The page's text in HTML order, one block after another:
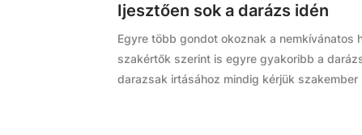
Ijesztően sok a darázs idén
Egyre több gondot okoznak a nemkívánatos
szakértők szerint is egyre gyakoribb a
darazsak irtásához mindig kérjük